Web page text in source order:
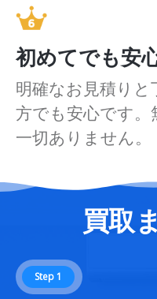
初めてでも安
明確なお見積りと
方でも安心です。
一切ありません。
買取
Step 1